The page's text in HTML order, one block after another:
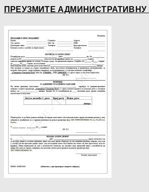
ПРЕУЗМИТЕ АДМИНИСТРАТИВНУ